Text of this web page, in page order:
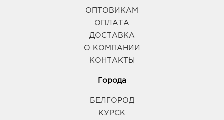
ОПТОВИКАМ
ОПЛАТА
ДОСТАВКА
О КОМПАНИИ
КОНТАКТЫ
Города
БЕЛГОРОД
КУРСК